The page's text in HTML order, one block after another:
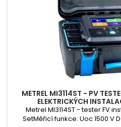
METREL MI3114ST - PV
ELEKTRICKÝCH
Metrel MI3114ST - tester FV
SetMěřicí funkce: Uoc 1500 V